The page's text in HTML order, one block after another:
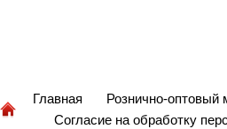
Главная Рознично-оптовый
Согласие на обработку